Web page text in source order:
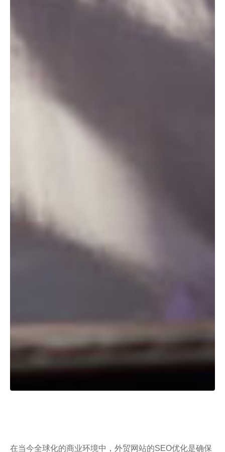
在当今全球化的商业环境中，外贸网站的SEO优化是确保